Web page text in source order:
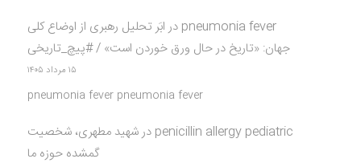
pneumonia fever درابَر تحلیل رهبری از اوضاع کلی
جهان: «تاریخ در حال ورق خوردن است» / #پیچ_تاریخی
۱۵ مرداد ۱۴۰۵
pneumonia fever pneumonia fever
penicillin allergy pediatric درشهید مطهری، شخصیت
گمشده حوزه ما